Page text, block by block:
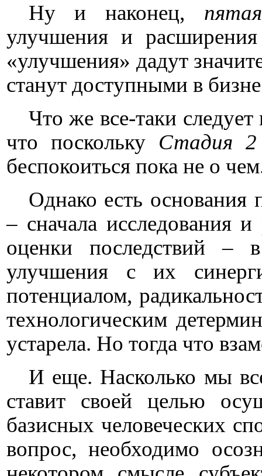
Ну и наконец,
улучшения и
«улучшения» дадут
станут доступными в
Что же все-таки следует
что поскольку Стадия
беспокоиться пока не о
Однако есть основания
– сначала исследования
оценки последствий –
улучшения с их
потенциалом,
технологическим
устарела. Но тогда что
И еще. Насколько мы
ставит своей целью
базисных человеческих
вопрос, необходимо